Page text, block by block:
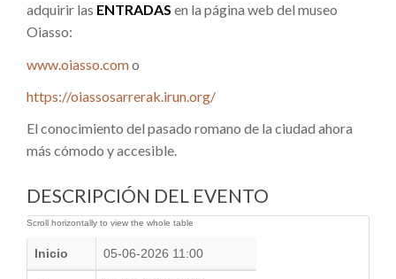
adquirir las ENTRADAS en la página web del museo
Oiasso:
www.oiasso.como
https://oiassosarrerak.irun.org/
El conocimiento del pasado romano de la ciudad ahora
más cómodo y accesible.
DESCRIPCIÓN DEL EVENTO
Inicio 05-06-2026 11:00